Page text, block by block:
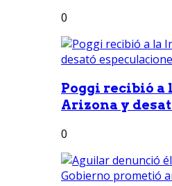
0
Poggi recibió a
Arizona y
0